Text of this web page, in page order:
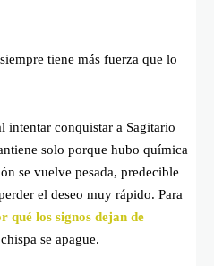
tiene más fuerza que lo
intentar conquistar a Sagitario
solo porque hubo química
se vuelve pesada, predecible
el deseo muy rápido. Para
qué los signos dejan de
se apague.